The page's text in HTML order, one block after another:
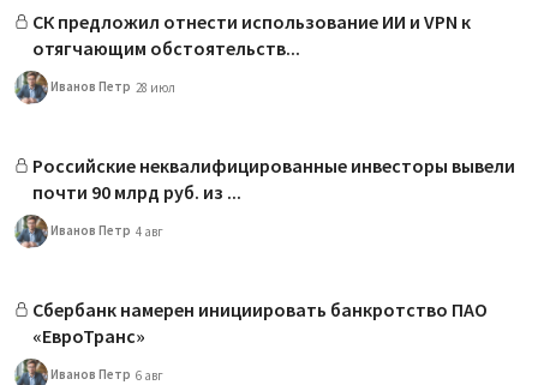
СК предложил отнести использование ИИ и VPN к
отягчающим обстоятельств...
Иванов Петр 28 июл
Российские неквалифицированные инвесторы вывели
почти 90 млрд руб. из ...
Иванов Петр 4 авг
Сбербанк намерен инициировать банкротство ПАО
«ЕвроТранс»
Иванов Петр 6 авг